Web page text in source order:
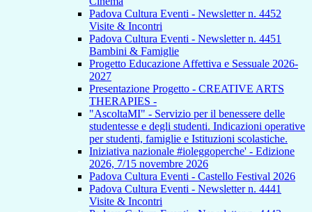
Padova Cultura Eventi - Newsletter n. 4452
Visite & Incontri
Padova Cultura Eventi - Newsletter n. 4451
Bambini & Famiglie
Progetto Educazione Affettiva e Sessuale 2026-
2027
Presentazione Progetto - CREATIVE ARTS
THERAPIES -
"AscoltaMI" - Servizio per il benessere delle
studentesse e degli studenti. Indicazioni operative
per studenti, famiglie e Istituzioni scolastiche.
Iniziativa nazionale #ioleggoperche' - Edizione
2026, 7/15 novembre 2026
Padova Cultura Eventi - Castello Festival 2026
Padova Cultura Eventi - Newsletter n. 4441
Visite & Incontri